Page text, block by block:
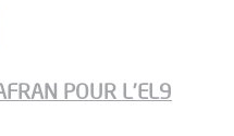
POUR L’EL9